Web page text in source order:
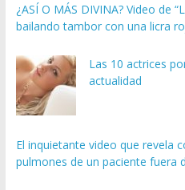
¿ASÍ O MÁS DIVINA? Video de
bailando tambor con una licra
Las 10 actrices
actualidad
El inquietante video que revela
pulmones de un paciente fuera